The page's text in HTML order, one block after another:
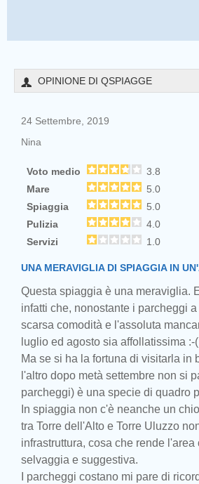
OPINIONE DI QSPIAGGE
24 Settembre, 2019
Nina
Voto medio
3.8
Mare
5.0
Spiaggia
5.0
Pulizia
4.0
Servizi
1.0
UNA MERAVIGLIA DI SPIAGGIA IN
Questa spiaggia è una meraviglia.
infatti che, nonostante i parcheggi
scarsa comodità e l'assoluta
luglio ed agosto sia affollatissima :-(
Ma se si ha la fortuna di visitarla in
l'altro dopo metà settembre non si
parcheggi) è una specie di quadro
In spiaggia non c'è neanche un
tra Torre dell'Alto e Torre Uluzzo
infrastruttura, cosa che rende l'area
selvaggia e suggestiva.
I parcheggi costano mi pare di